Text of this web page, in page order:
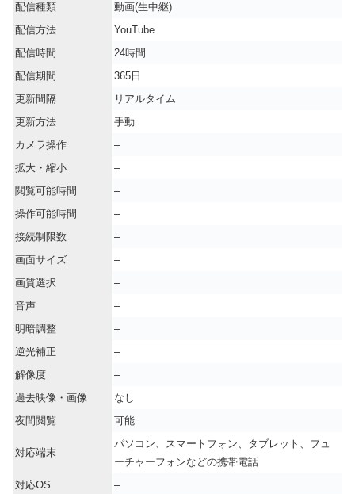
配信種類
動画(生中継)
配信方法
YouTube
配信時間
24時間
配信期間
365日
更新間隔
リアルタイム
更新方法
手動
カメラ操作
–
拡大・縮小
–
閲覧可能時間
–
操作可能時間
–
接続制限数
–
画面サイズ
–
画質選択
–
音声
–
明暗調整
–
逆光補正
–
解像度
–
過去映像・画像
なし
夜間閲覧
可能
対応端末
パソコン、スマートフォン、タブレット、フュ
ーチャーフォンなどの携帯電話
対応OS
–